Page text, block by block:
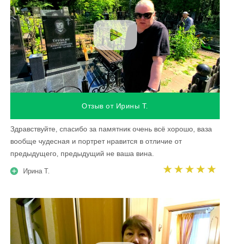
Отзыв от Ирины Т.
Здравствуйте, спасибо за памятник очень всё хорошо, ваза
вообще чудесная и портрет нравится в отличие от
предыдущего, предыдущий не ваша вина.
Ирина Т.